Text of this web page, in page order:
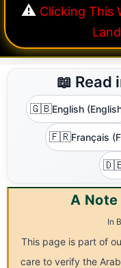
⚠️ Clicking This
📖 Read
🇬🇧English
🇫🇷Français
A
In
This page is part of
care to verify the